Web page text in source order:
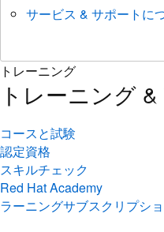
サービス & サポートに
トレーニング
トレーニング &
コースと試験
認定資格
スキルチェック
Red Hat Academy
ラーニングサブスクリプシ